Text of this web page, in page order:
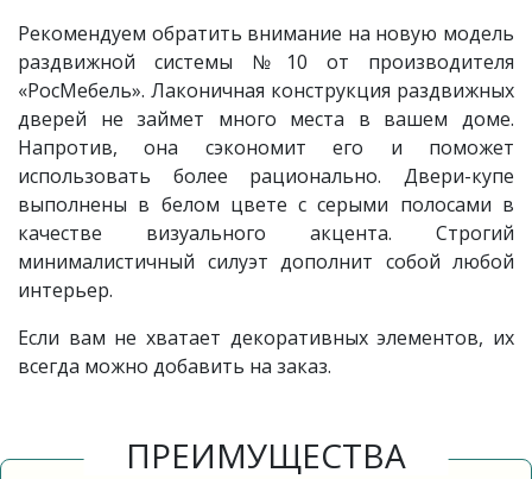
Рекомендуем обратить внимание на новую модель
раздвижной системы №10 от производителя
«РосМебель». Лаконичная конструкция раздвижных
дверей не займет много места в вашем доме.
Напротив, она сэкономит его и поможет
использовать более рационально. Двери-купе
выполнены в белом цвете с серыми полосами в
качестве визуального акцента. Строгий
минималистичный силуэт дополнит собой любой
интерьер.
Если вам не хватает декоративных элементов, их
всегда можно добавить на заказ.
ПРЕИМУЩЕСТВА